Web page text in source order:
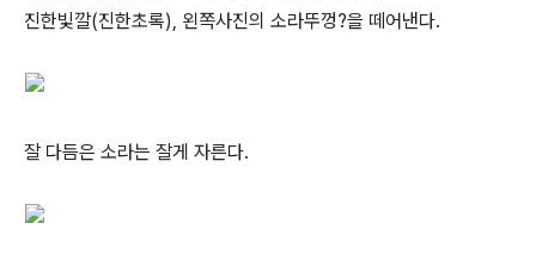
진한빛깔(진한초록), 왼쪽사진의 소라뚜껑?을 떼어낸다.
잘 다듬은 소라는 잘게 자른다.